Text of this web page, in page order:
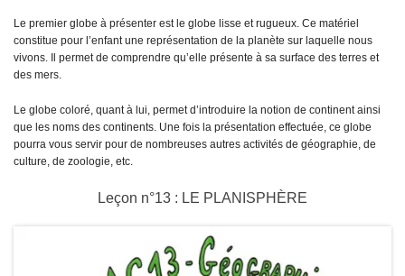
Le premier globe à présenter est le globe lisse et rugueux. Ce matériel
constitue pour l’enfant une représentation de la planète sur laquelle nous
vivons. Il permet de comprendre qu’elle présente à sa surface des terres et
des mers.
Le globe coloré, quant à lui, permet d’introduire la notion de continent ainsi
que les noms des continents. Une fois la présentation effectuée, ce globe
pourra vous servir pour de nombreuses autres activités de géographie, de
culture, de zoologie, etc.
Leçon n°13 : LE PLANISPHÈRE